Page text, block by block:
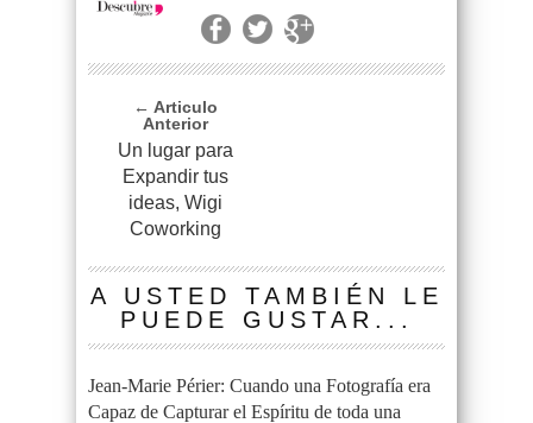
← Articulo
Anterior
Un lugar para
Expandir tus
ideas, Wigi
Coworking
A USTED TAMBIÉN LE
PUEDE GUSTAR...
Jean-Marie Périer: Cuando una Fotografía era
Capaz de Capturar el Espíritu de toda una